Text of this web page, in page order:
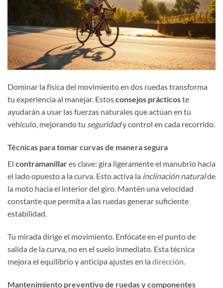
Dominar la física del movimiento en dos ruedas transforma
tu experiencia al manejar. Estosconsejos prácticoste
ayudarán a usar las fuerzas naturales que actúan en tu
vehículo, mejorando tu seguridady control en cada recorrido.
Técnicas para tomar curvas de manera segura
El contramanillares clave: gira ligeramente el manubrio hacia
el lado opuesto a la curva. Esto activa la inclinación naturalde
la moto hacia el interior del giro. Mantén una velocidad
constante que permita a las ruedas generar suficiente
estabilidad.
Tu mirada dirige el movimiento. Enfócate en el punto de
salida de la curva, no en el suelo inmediato. Esta técnica
mejora el equilibrio y anticipa ajustes en la dirección.
Mantenimiento preventivo de ruedas y componentes